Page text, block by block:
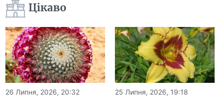
Цікаво
26 Липня, 2026, 20:32 25 Липня, 2026, 19:18